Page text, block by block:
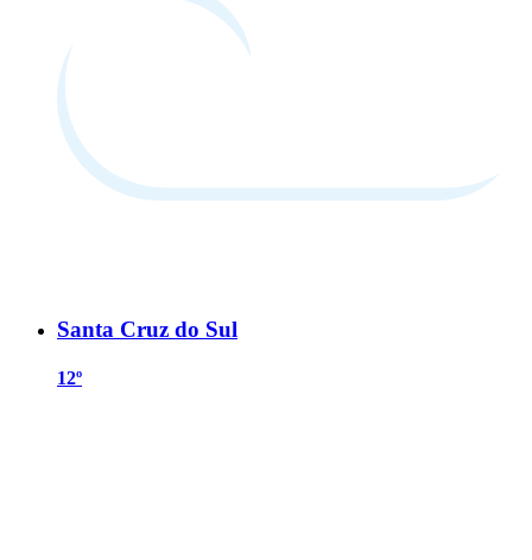
Santa Cruz do Sul
12º